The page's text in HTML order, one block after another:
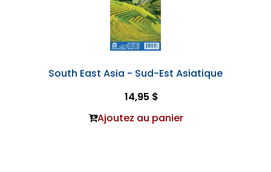
South East Asia - Sud-Est Asiatique
14,95 $
Ajoutez au panier